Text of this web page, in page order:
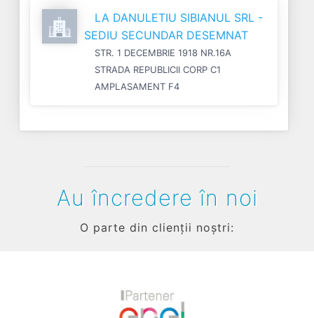
LA DANULETIU SIBIANUL SRL -
SEDIU SECUNDAR DESEMNAT
STR. 1 DECEMBRIE 1918 NR.16A
STRADA REPUBLICII CORP C1
AMPLASAMENT F4
Au încredere în noi
O parte din clienții noștri: